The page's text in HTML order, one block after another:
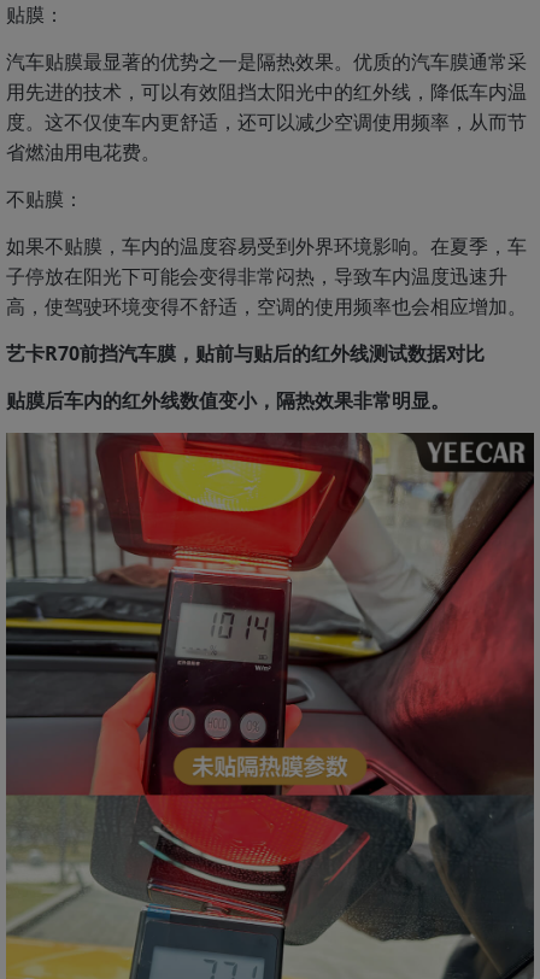
贴膜：
汽车贴膜最显著的优势之一是隔热效果。优质的汽车膜通常采
用先进的技术，可以有效阻挡太阳光中的红外线，降低车内温
度。这不仅使车内更舒适，还可以减少空调使用频率，从而节
省燃油用电花费。
不贴膜：
如果不贴膜，车内的温度容易受到外界环境影响。在夏季，车
子停放在阳光下可能会变得非常闷热，导致车内温度迅速升
高，使驾驶环境变得不舒适，空调的使用频率也会相应增加。
艺卡R70前挡汽车膜，贴前与贴后的红外线测试数据对比
贴膜后车内的红外线数值变小，隔热效果非常明显。